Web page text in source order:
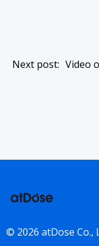
Post
Next post: Video
© 2026 atDose Co.,